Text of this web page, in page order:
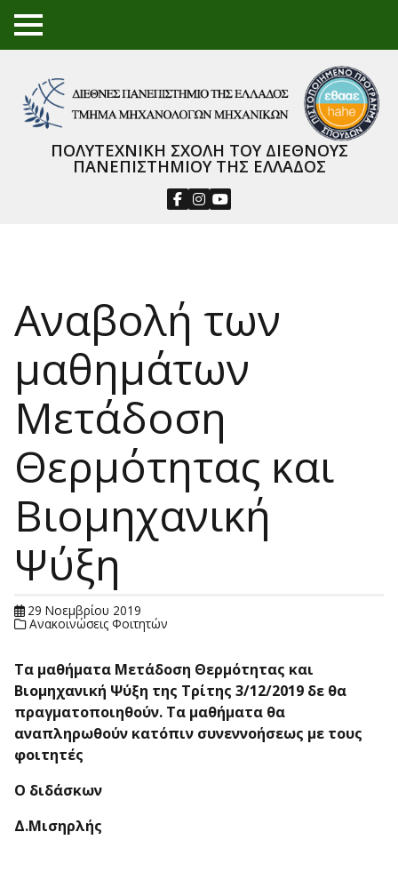
TO
GGL
NU
ΠΟΛΥΤΕΧΝΙΚΗ ΣΧΟΛΗ ΤΟΥ ΔΙΕΘΝΟΥΣ
ΠΑΝΕΠΙΣΤΗΜΙΟΥ ΤΗΣ ΕΛΛΑΔΟΣ
Αναβολή των
μαθημάτων
Μετάδοση
Θερμότητας και
Βιομηχανική
Ψύξη
29 Νοεμβρίου 2019
Ανακοινώσεις Φοιτητών
Τα μαθήματα Μετάδοση Θερμότητας και
Βιομηχανική Ψύξη της Τρίτης 3/12/2019 δε θα
πραγματοποιηθούν. Τα μαθήματα θα
αναπληρωθούν κατόπιν συνεννοήσεως με τους
φοιτητές
Ο διδάσκων
Δ.Μισηρλής